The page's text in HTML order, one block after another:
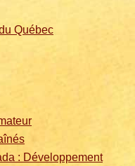
Québec
: Développement